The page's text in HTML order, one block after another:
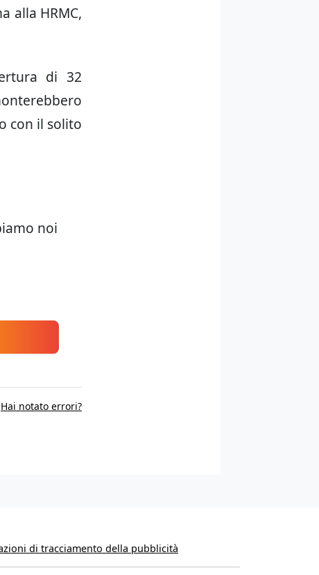
alla HRMC,
di 32
con il solito
noi
Hai notato errori?
di tracciamento della pubblicità